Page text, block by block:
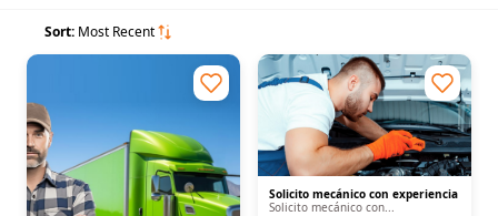
Sort: Most Recent
Solicito mecánico con experiencia
Solicito mecánico con...